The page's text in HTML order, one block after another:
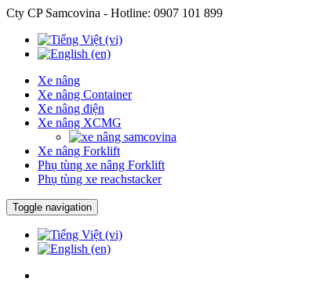
Cty CP Samcovina - Hotline: 0907 101 899
Xe nâng
Xe nâng Container
Xe nâng điện
Xe nâng XCMG
Xe nâng Forklift
Phụ tùng xe nâng Forklift
Phụ tùng xe reachstacker
Toggle navigation